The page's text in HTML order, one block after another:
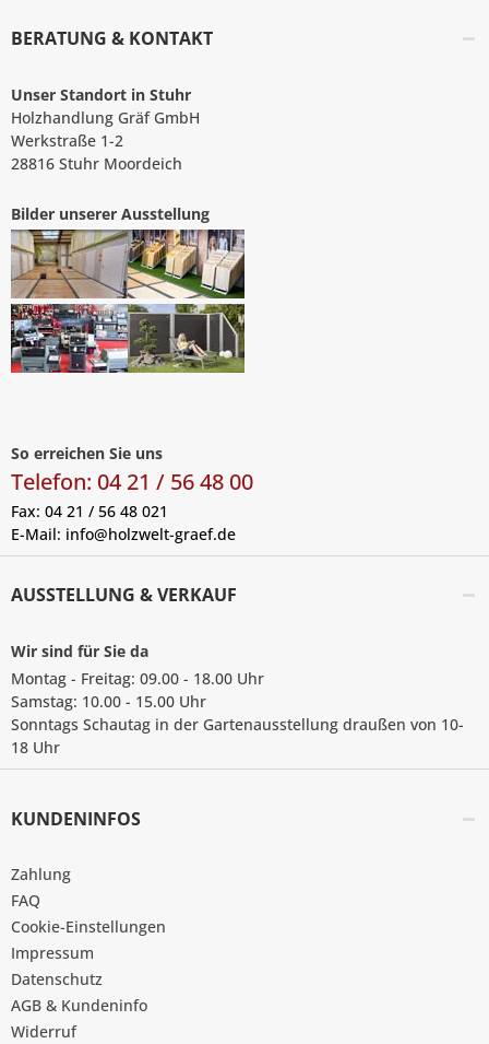
BERATUNG & KONTAKT
Unser Standort in Stuhr
Holzhandlung Gräf GmbH
Werkstraße 1-2
28816 Stuhr Moordeich
Bilder unserer Ausstellung
So erreichen Sie uns
Telefon: 04 21 / 56 48 00
Fax: 04 21 / 56 48 021
E-Mail: info@holzwelt-graef.de
AUSSTELLUNG & VERKAUF
Wir sind für Sie da
Montag - Freitag: 09.00 - 18.00 Uhr
Samstag: 10.00 - 15.00 Uhr
Sonntags Schautag in der Gartenausstellung draußen von 10-
18 Uhr
KUNDENINFOS
Zahlung
FAQ
Cookie-Einstellungen
Impressum
Datenschutz
AGB & Kundeninfo
Widerruf